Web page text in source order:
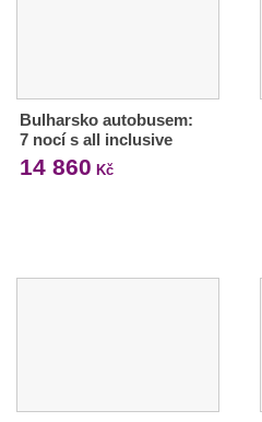
Bulharsko autobusem:
7 nocí s all inclusive
14 860 Kč